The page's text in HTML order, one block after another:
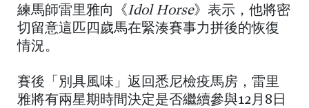
練馬師雷里雅向《Idol Horse》表示，他將密
切留意這匹四歲馬在緊湊賽事力拼後的恢復
情況。
賽後「別具風味」返回悉尼檢疫馬房，雷里
雅將有兩星期時間決定是否繼續參與12月8日